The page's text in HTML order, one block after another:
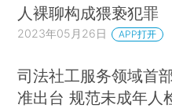
人裸聊构成猥亵犯罪
2023年05月26日 APP打开
司法社工服务领域首
准出台 规范未成年人